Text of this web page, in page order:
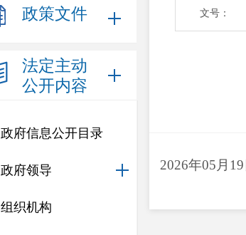
政策文件
法定主动
公开内容
政府信息公开目录
政府领导
组织机构
文号：
2026年05 月 19